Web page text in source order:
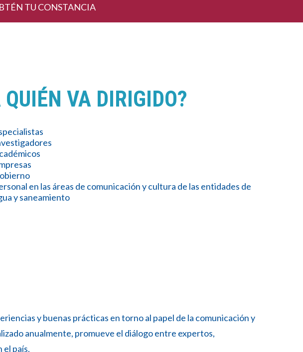
TU CONSTANCIA
QUIÉN VA DIRIGIDO?
en las áreas de comunicación y cultura de las entidades de
y saneamiento
y buenas prácticas en torno al papel de la comunicación y
anualmente, promueve el diálogo entre expertos,
el país.